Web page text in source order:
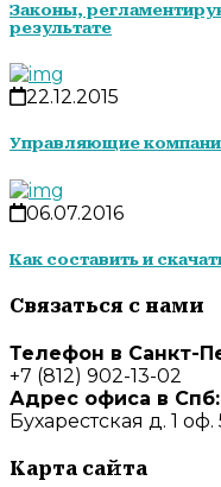
Законы,
результате
22.12.2015
Управляющие
06.07.2016
Как составить и
Связаться с нами
Телефон в Санкт-
+7 (812) 902-13-02
Адрес офиса в Спб:
Бухарестская д. 1 оф.
Карта сайта